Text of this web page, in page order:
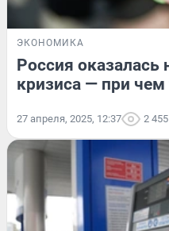
ЭКОНОМИКА
Россия оказалась
кризиса — при
27 апреля, 2025, 12:37 2 455